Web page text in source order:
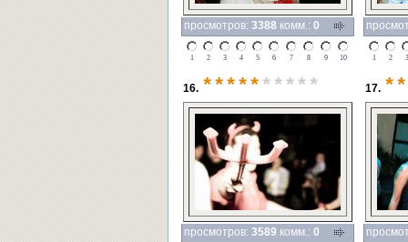
просмотров: 3388 комм.: 0
1 2 3 4 5 6 7 8 9 10 1 2 3
16. ***** *****
просмотров: 3589 комм.: 0
17.